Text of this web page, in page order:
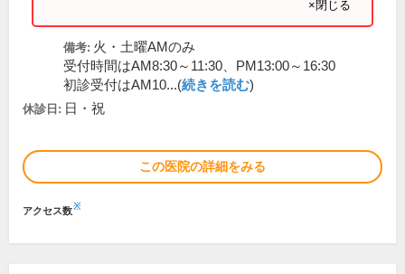
×閉じる
備考: 火・土曜AMのみ
受付時間はAM8:30～11:30、PM13:00～16:30
初診受付はAM10...(続きを読む)
休診日: 日・祝
この医院の詳細をみる
アクセス数※